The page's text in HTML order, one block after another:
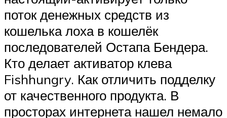
поток денежных средств из
кошелька лоха в кошелёк
последователей Остапа Бендера.
Кто делает активатор клева
Fishhungry. Как отличить подделку
от качественного продукта. В
просторах интернета нашел немало